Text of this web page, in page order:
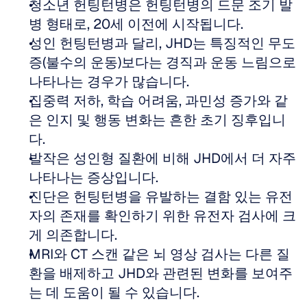
청소년 헌팅턴병은 헌팅턴병의 드문 조기 발
병 형태로, 20세 이전에 시작됩니다.
성인 헌팅턴병과 달리, JHD는 특징적인 무도
증(불수의 운동)보다는 경직과 운동 느림으로
나타나는 경우가 많습니다.
집중력 저하, 학습 어려움, 과민성 증가와 같
은 인지 및 행동 변화는 흔한 초기 징후입니
다.
발작은 성인형 질환에 비해 JHD에서 더 자주
나타나는 증상입니다.
진단은 헌팅턴병을 유발하는 결함 있는 유전
자의 존재를 확인하기 위한 유전자 검사에 크
게 의존합니다.
MRI와 CT 스캔 같은 뇌 영상 검사는 다른 질
환을 배제하고 JHD와 관련된 변화를 보여주
는 데 도움이 될 수 있습니다.